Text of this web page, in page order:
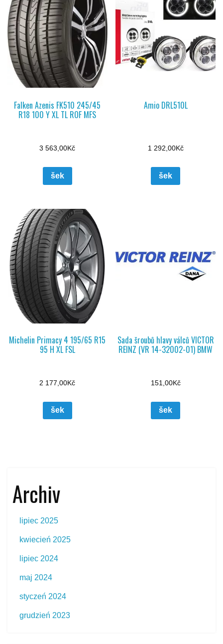
Falken Azenis FK510 245/45
R18 100 Y XL TL ROF MFS
3 563,00Kč
šek
Amio DRL510L
1 292,00Kč
šek
Michelin Primacy 4 195/65 R15
95 H XL FSL
2 177,00Kč
šek
Sada šroubů hlavy válců VICTOR
REINZ (VR 14-32002-01) BMW
151,00Kč
šek
Archiv
lipiec 2025
kwiecień 2025
lipiec 2024
maj 2024
styczeń 2024
grudzień 2023